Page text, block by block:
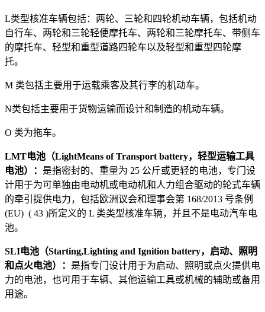
L类型核准车辆包括：两轮、三轮和四轮机动车辆，包括机动
自行车、两轮和三轮轻便摩托车、两轮和三轮摩托车、带侧车
的摩托车、轻型和重型道路四轮车以及轻型和重型四轮摩
托。
M 类包括主要用于运载乘客及其行李的机动车。
N类包括主要用于货物运输而设计和制造的机动车辆。
O 类为拖车。
LMT电池（LightMeans of Transport battery，轻型运输工具
电池）： 是指密封的、重量为 25 公斤或更轻的电池，专门设
计用于为可单独由电动机或电动机和人力组合驱动的轮式车辆
的牵引提供电力，包括欧洲议会和理事会第 168/2013 号条例
(EU) ( 43 )所定义的 L 类类型核准车辆，并且不是电动汽车电
池。
SLI电池（Starting,Lighting and Ignition battery，启动、照明
和点火电池）： 是指专门设计用于为启动、照明或点火提供电
力的电池，也可用于车辆、其他运输工具或机械的辅助或备用
用途。